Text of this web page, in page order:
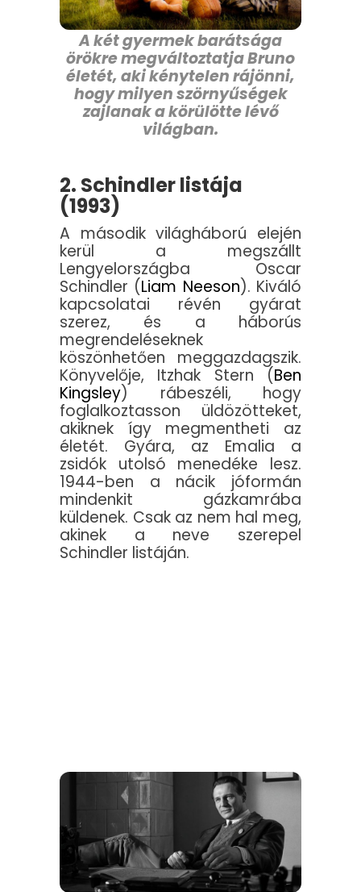
A két gyermek barátsága
örökre megváltoztatja Bruno
életét, aki kénytelen rájönni,
hogy milyen szörnyűségek
zajlanak a körülötte lévő
világban.
2. Schindler listája
(1993)
A második világháború elején
kerül a megszállt
Lengyelországba Oscar
Schindler (Liam Neeson). Kiváló
kapcsolatai révén gyárat
szerez, és a háborús
megrendeléseknek
köszönhetően meggazdagszik.
Könyvelője, Itzhak Stern (Ben
Kingsley) rábeszéli, hogy
foglalkoztasson üldözötteket,
akiknek így megmentheti az
életét. Gyára, az Emalia a
zsidók utolsó menedéke lesz.
1944-ben a nácik jóformán
mindenkit gázkamrába
küldenek. Csak az nem hal meg,
akinek a neve szerepel
Schindler listáján.